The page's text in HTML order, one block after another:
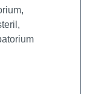
Inhalt Raspatorium